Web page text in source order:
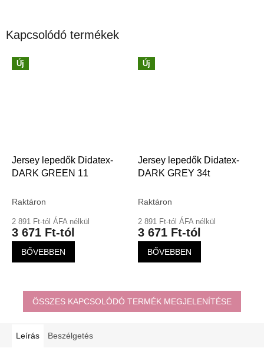
Kapcsolódó termékek
Új
Jersey lepedők Didatex-
DARK GREEN 11
Raktáron
2 891 Ft-tól ÁFA nélkül
3 671 Ft-tól
BŐVEBBEN
Új
Jersey lepedők Didatex-
DARK GREY 34t
Raktáron
2 891 Ft-tól ÁFA nélkül
3 671 Ft-tól
BŐVEBBEN
ÖSSZES KAPCSOLÓDÓ TERMÉK MEGJELENÍTÉSE
Leírás Beszélgetés